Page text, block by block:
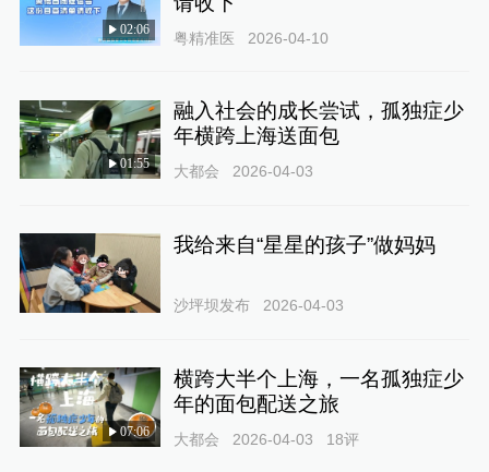
02:06 粤精准医 2026-04-10
01:55
融入社会的成长尝试，孤独症少
年横跨上海送面包
大都会 2026-04-03
我给来自“星星的孩子”做妈妈
沙坪坝发布 2026-04-03
07:06
横跨大半个上海，一名孤独症少
年的面包配送之旅
大都会 2026-04-03 18评